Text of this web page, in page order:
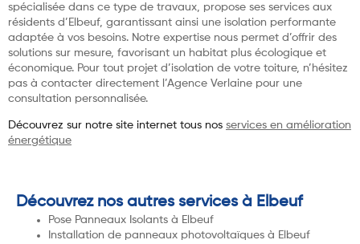
spécialisée dans ce type de travaux, propose ses services aux
résidents d’Elbeuf, garantissant ainsi une isolation performante
adaptée à vos besoins. Notre expertise nous permet d’offrir des
solutions sur mesure, favorisant un habitat plus écologique et
économique. Pour tout projet d’isolation de votre toiture, n’hésitez
pas à contacter directement l’Agence Verlaine pour une
consultation personnalisée.
Découvrez sur notre site internet tous nos services en amélioration
énergétique
Découvrez nos autres services à Elbeuf
Pose Panneaux Isolants à Elbeuf
Installation de panneaux photovoltaïques à Elbeuf